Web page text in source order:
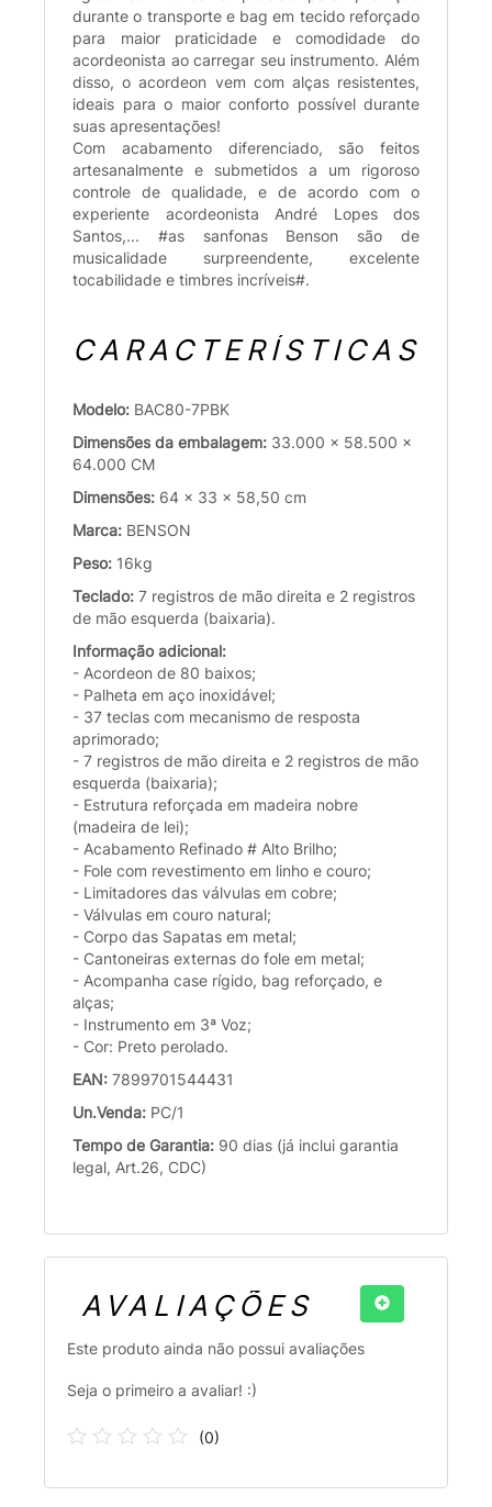
durante o transporte e bag em tecido reforçado
para maior praticidade e comodidade do
acordeonista ao carregar seu instrumento. Além
disso, o acordeon vem com alças resistentes,
ideais para o maior conforto possível durante
suas apresentações!
Com acabamento diferenciado, são feitos
artesanalmente e submetidos a um rigoroso
controle de qualidade, e de acordo com o
experiente acordeonista André Lopes dos
Santos,... #as sanfonas Benson são de
musicalidade surpreendente, excelente
tocabilidade e timbres incríveis#.
CARACTERÍSTICAS
Modelo: BAC80-7PBK
Dimensões da embalagem: 33.000 x 58.500 x
64.000 CM
Dimensões: 64 × 33 × 58,50 cm
Marca: BENSON
Peso: 16kg
Teclado: 7 registros de mão direita e 2 registros
de mão esquerda (baixaria).
Informação adicional:
- Acordeon de 80 baixos;
- Palheta em aço inoxidável;
- 37 teclas com mecanismo de resposta
aprimorado;
- 7 registros de mão direita e 2 registros de mão
esquerda (baixaria);
- Estrutura reforçada em madeira nobre
(madeira de lei);
- Acabamento Refinado # Alto Brilho;
- Fole com revestimento em linho e couro;
- Limitadores das válvulas em cobre;
- Válvulas em couro natural;
- Corpo das Sapatas em metal;
- Cantoneiras externas do fole em metal;
- Acompanha case rígido, bag reforçado, e
alças;
- Instrumento em 3ª Voz;
- Cor: Preto perolado.
EAN: 7899701544431
Un.Venda: PC/1
Tempo de Garantia: 90 dias (já inclui garantia
legal, Art.26, CDC)
AVALIAÇÕES
Este produto ainda não possui avaliações
Seja o primeiro a avaliar! :)
(0)